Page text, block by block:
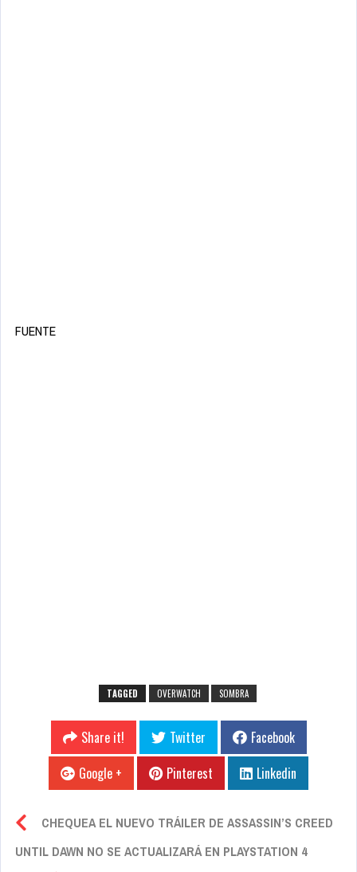
FUENTE
TAGGED OVERWATCH SOMBRA
Share it! Twitter
Facebook
Google +
Pinterest Linkedin
CHEQUEA EL NUEVO TRÁILER DE ASSASSIN’S CREED
UNTIL DAWN NO SE ACTUALIZARÁ EN PLAYSTATION 4